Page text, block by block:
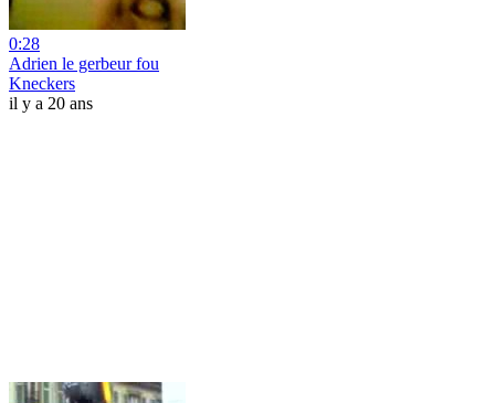
0:28
Adrien le gerbeur fou
Kneckers
il y a 20 ans